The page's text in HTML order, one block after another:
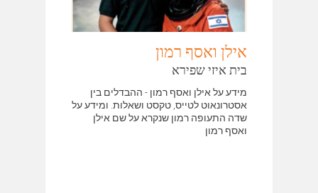
אילן ואסף רמון
בית איזי שפירא
מידע על אילן ואסף רמון - ההבדלים בין
אסטרונאוט לטייס, טקסט ושאלות. ומידע על
שדה התעופה רמון שנקרא על שם אילן
ואסף רמון